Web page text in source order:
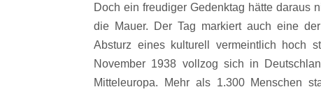
Doch ein freudiger Gedenktag hätte daraus
die Mauer. Der Tag markiert auch eine
Absturz eines kulturell vermeintlich hoch
November 1938 vollzog sich in
Mitteleuropa. Mehr als 1.300 Menschen